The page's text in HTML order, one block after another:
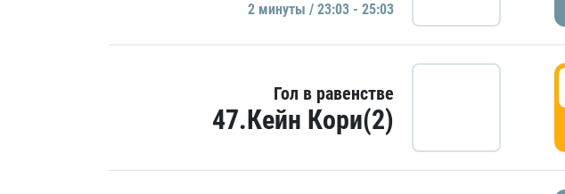
2 минуты / 23:03 - 25:03
Гол в равенстве
47.Кейн Кори(2)